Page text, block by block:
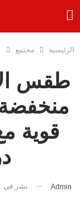
الرئيسية مجتمع
طقس
قوية
Admin نشر في